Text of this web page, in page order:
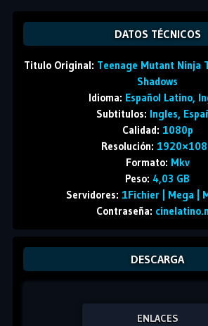
DATOS TÉCNICOS
Titulo Original: Teenage Mutant Ninja
Shadows
Idioma: Español Latino,
Subtitulos: Ingles,
Calidad: 1080p
Resolución:
Formato: Mkv
Peso: 4,03 GB
Servidores: 1Fichier | Mega |
Contraseña:
DESCARGA
ENLACES